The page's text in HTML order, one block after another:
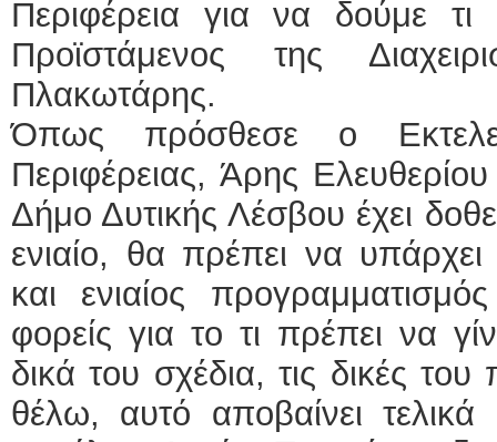
Περιφέρεια για να δούμε
Προϊστάμενος της
Πλακωτάρης.
Όπως πρόσθεσε ο
Περιφέρειας, Άρης
Δήμο Δυτικής Λέσβου έχει
ενιαίο, θα πρέπει να
και ενιαίος
φορείς για το τι πρέπει να
δικά του σχέδια, τις δικές
θέλω, αυτό αποβαίνει